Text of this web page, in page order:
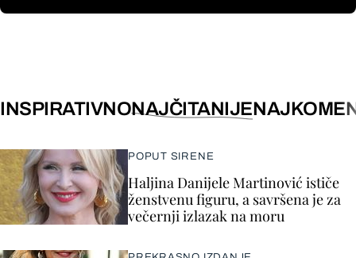
INSPIRATIVNONAJČITANIJE
POPUT SIRENE
Haljina Danijele Martinović ističe
ženstvenu figuru, a savršena je za
večernji izlazak na moru